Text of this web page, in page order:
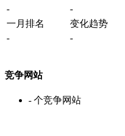
-
-
一月排名
变化趋势
-
-
竞争网站
- 个竞争网站